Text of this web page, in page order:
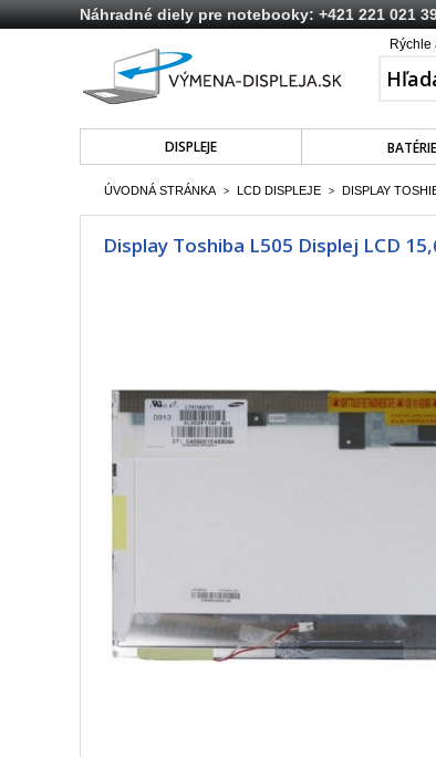
Náhradné diely pre notebooky:+421 221 021
Rýchle
DISPLEJE BATÉRIE
ÚVODNÁ STRÁNKA > LCD DISPLEJE > DISPLAY
Display Toshiba L505 Displej LCD